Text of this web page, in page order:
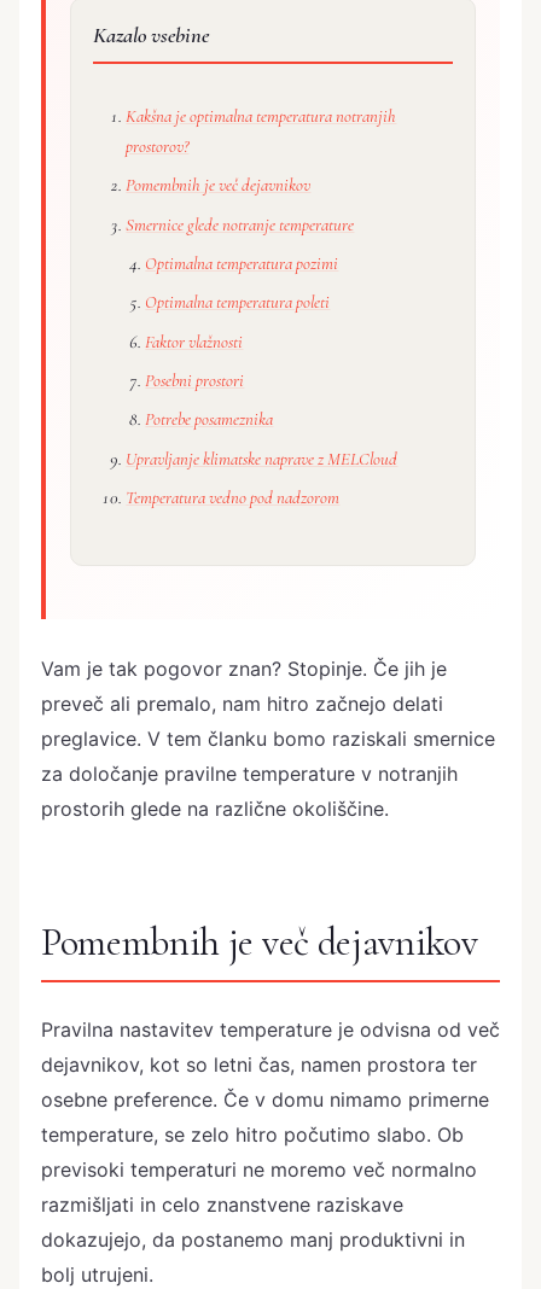
Kazalo vsebine
Kakšna je optimalna temperatura notranjih
prostorov?
Pomembnih je več dejavnikov
Smernice glede notranje temperature
Optimalna temperatura pozimi
Optimalna temperatura poleti
Faktor vlažnosti
Posebni prostori
Potrebe posameznika
Upravljanje klimatske naprave z MELCloud
Temperatura vedno pod nadzorom
Vam je tak pogovor znan? Stopinje. Če jih je
preveč ali premalo, nam hitro začnejo delati
preglavice. V tem članku bomo raziskali smernice
za določanje pravilne temperature v notranjih
prostorih glede na različne okoliščine.
Pomembnih je več dejavnikov
Pravilna nastavitev temperature je odvisna od več
dejavnikov, kot so letni čas, namen prostora ter
osebne preference. Če v domu nimamo primerne
temperature, se zelo hitro počutimo slabo. Ob
previsoki temperaturi ne moremo več normalno
razmišljati in celo znanstvene raziskave
dokazujejo, da postanemo manj produktivni in
bolj utrujeni.